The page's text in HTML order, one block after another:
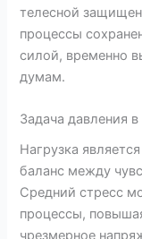
телесной
процессы
силой, временно
думам.
Задача давления
Нагрузка
баланс между
Средний стресс
процессы,
чрезмерное